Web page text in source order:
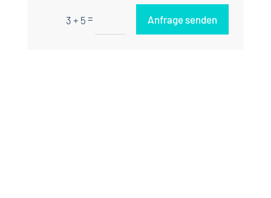
3 + 5 = Anfrage senden